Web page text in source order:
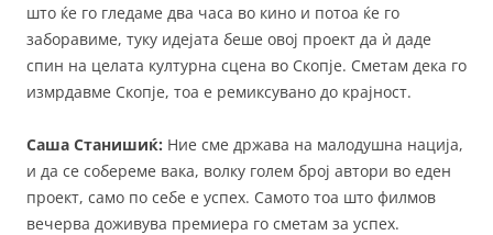
што ќе го гледаме два часа во кино и потоа ќе го
заборавиме, туку идејата беше овој проект да ѝ даде
спин на целата културна сцена во Скопје. Сметам дека го
измрдавме Скопје, тоа е ремиксувано до крајност.
Саша Станишиќ: Ние сме држава на малодушна нација,
и да се собереме вака, волку голем број автори во еден
проект, само по себе е успех. Самото тоа што филмов
вечерва доживува премиера го сметам за успех.